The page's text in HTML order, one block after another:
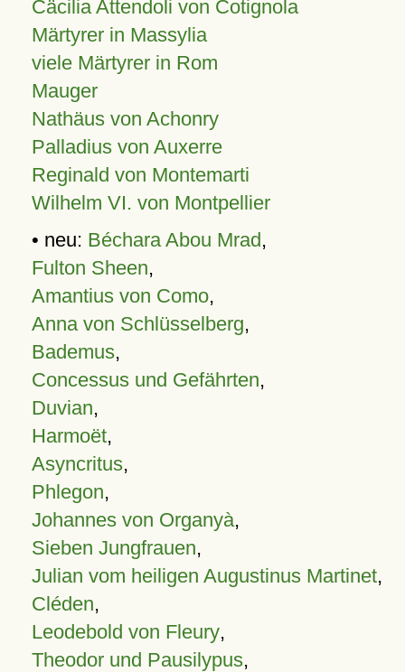
Cäcilia Attendoli von Cotignola
Märtyrer in Massylia
viele Märtyrer in Rom
Mauger
Nathäus von Achonry
Palladius von Auxerre
Reginald von Montemarti
Wilhelm VI. von Montpellier
• neu: Béchara Abou Mrad,
Fulton Sheen,
Amantius von Como,
Anna von Schlüsselberg,
Bademus,
Concessus und Gefährten,
Duvian,
Harmoët,
Asyncritus,
Phlegon,
Johannes von Organyà,
Sieben Jungfrauen,
Julian vom heiligen Augustinus Martinet,
Cléden,
Leodebold von Fleury,
Theodor und Pausilypus,